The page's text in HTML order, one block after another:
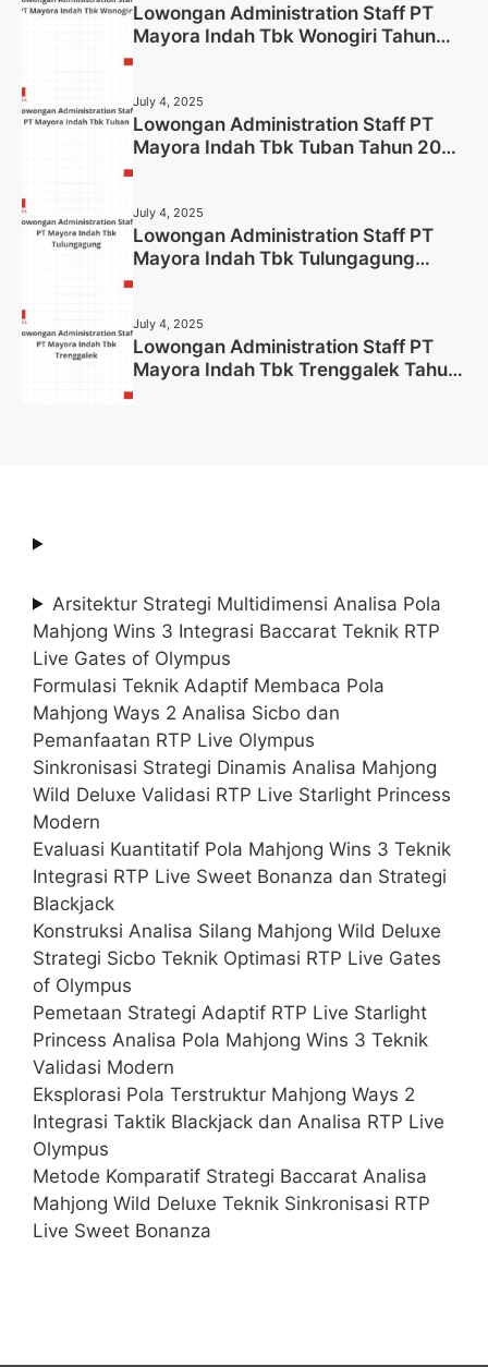
Lowongan Administration Staff PT
Mayora Indah Tbk Wonogiri Tahun
July 4, 2025
Lowongan Administration Staff PT
Mayora Indah Tbk Tuban Tahun 2025
July 4, 2025
Lowongan Administration Staff PT
Mayora Indah Tbk Tulungagung
July 4, 2025
Lowongan Administration Staff PT
Mayora Indah Tbk Trenggalek Tahun
Arsitektur Strategi Multidimensi Analisa Pola
Mahjong Wins 3 Integrasi Baccarat Teknik RTP
Live Gates of Olympus
Formulasi Teknik Adaptif Membaca Pola
Mahjong Ways 2 Analisa Sicbo dan
Pemanfaatan RTP Live Olympus
Sinkronisasi Strategi Dinamis Analisa Mahjong
Wild Deluxe Validasi RTP Live Starlight Princess
Modern
Evaluasi Kuantitatif Pola Mahjong Wins 3 Teknik
Integrasi RTP Live Sweet Bonanza dan Strategi
Blackjack
Konstruksi Analisa Silang Mahjong Wild Deluxe
Strategi Sicbo Teknik Optimasi RTP Live Gates
of Olympus
Pemetaan Strategi Adaptif RTP Live Starlight
Princess Analisa Pola Mahjong Wins 3 Teknik
Validasi Modern
Eksplorasi Pola Terstruktur Mahjong Ways 2
Integrasi Taktik Blackjack dan Analisa RTP Live
Olympus
Metode Komparatif Strategi Baccarat Analisa
Mahjong Wild Deluxe Teknik Sinkronisasi RTP
Live Sweet Bonanza